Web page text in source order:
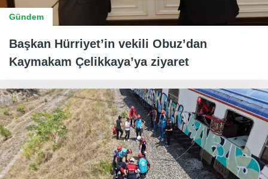
Gündem
Başkan Hürriyet’in vekili Obuz’dan
Kaymakam Çelikkaya’ya ziyaret